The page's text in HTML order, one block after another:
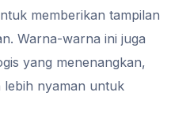
memberikan tampilan
Warna-warna ini juga
yang menenangkan,
lebih nyaman untuk